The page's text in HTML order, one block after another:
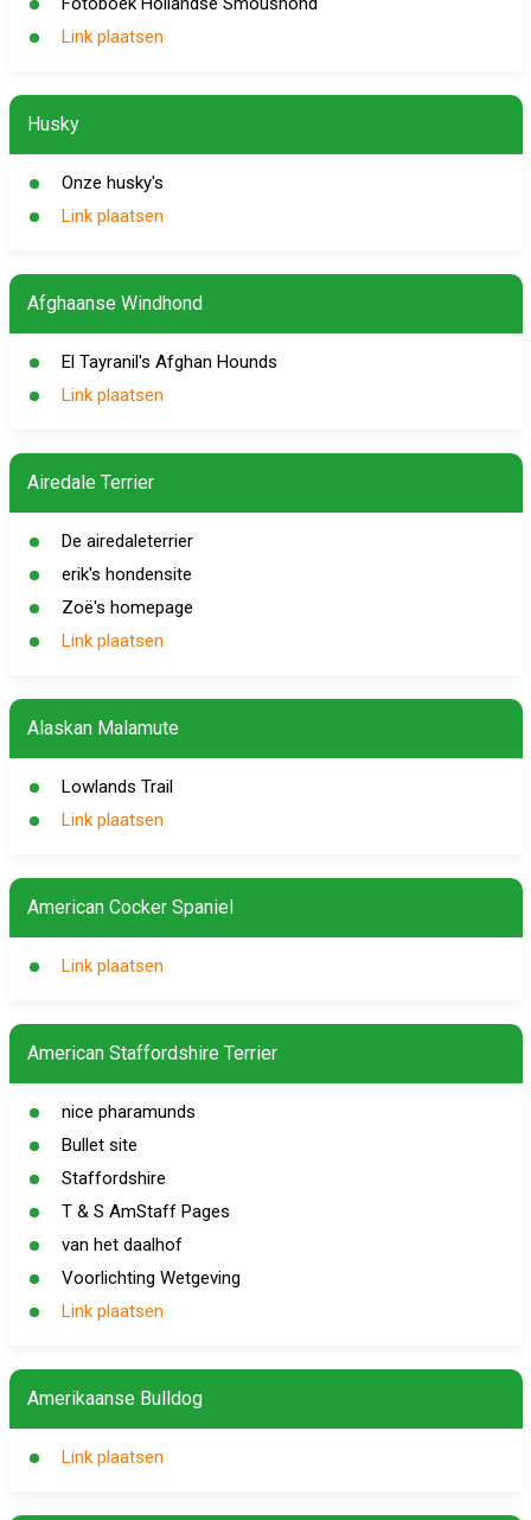
Link plaatsen
Husky
Onze husky's
Link plaatsen
Afghaanse Windhond
El Tayranil's Afghan Hounds
Link plaatsen
Airedale Terrier
De airedaleterrier
erik's hondensite
Zoë's homepage
Link plaatsen
Alaskan Malamute
Lowlands Trail
Link plaatsen
American Cocker Spaniel
Link plaatsen
American Staffordshire Terrier
nice pharamunds
Bullet site
Staffordshire
T & S AmStaff Pages
van het daalhof
Voorlichting Wetgeving
Link plaatsen
Amerikaanse Bulldog
Link plaatsen